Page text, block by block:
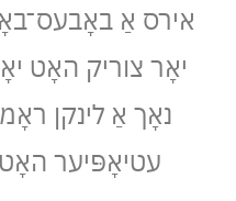
אירס אַ
יאָר צוריק האָט
נאָך אַ לינקן
עטיאָפּיער